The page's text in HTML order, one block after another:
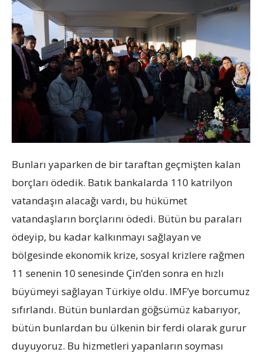
Bunları yaparken de bir taraftan geçmişten kalan
borçları ödedik. Batık bankalarda 110 katrilyon
vatandaşın alacağı vardı, bu hükümet
vatandaşların borçlarını ödedi. Bütün bu paraları
ödeyip, bu kadar kalkınmayı sağlayan ve
bölgesinde ekonomik krize, sosyal krizlere rağmen
11 senenin 10 senesinde Çin’den sonra en hızlı
büyümeyi sağlayan Türkiye oldu. IMF’ye borcumuz
sıfırlandı. Bütün bunlardan göğsümüz kabarıyor,
bütün bunlardan bu ülkenin bir ferdi olarak gurur
duyuyoruz. Bu hizmetleri yapanların soyması